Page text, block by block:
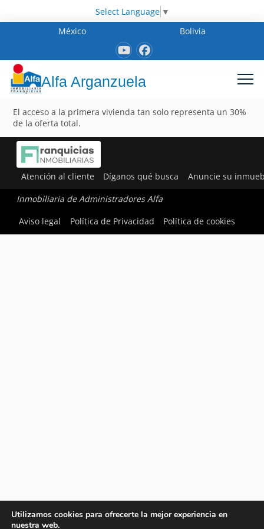
Select Language ▼
México
Bolivia
Alfa Arganzuela
El acceso a la primera vivienda tan solo representa un 30%
de la oferta total.
Atención al cliente Díganos qué busca Anuncie su
Inmobiliaria de Administradores Alfa
Aviso legal
Política de Privacidad Política de cookies
Utilizamos cookies para ofrecerte la mejor experiencia en
nuestra web.